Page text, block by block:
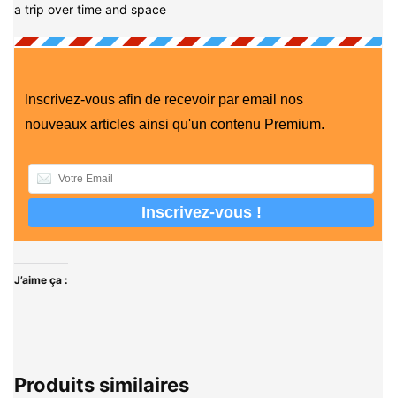
a trip over time and space
Inscrivez-vous afin de recevoir par email nos
nouveaux articles ainsi qu'un contenu Premium.
J’aime ça :
Produits similaires